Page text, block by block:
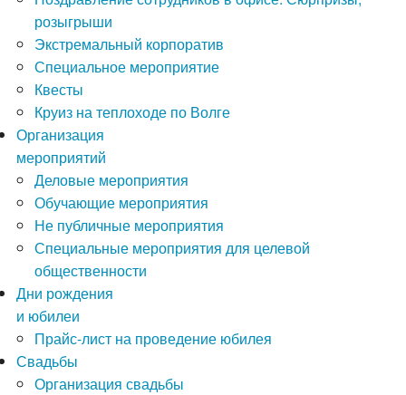
розыгрыши
Экстремальный корпоратив
Специальное мероприятие
Квесты
Круиз на теплоходе по Волге
Организация
мероприятий
Деловые мероприятия
Обучающие мероприятия
Не публичные мероприятия
Специальные мероприятия для целевой
общественности
Дни рождения
и юбилеи
Прайс-лист на проведение юбилея
Свадьбы
Организация свадьбы